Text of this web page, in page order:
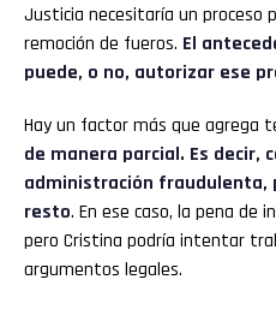
Justicia necesitaría un proceso
remoción de fueros. El
puede, o no, autorizar ese
Hay un factor más que agrega
de manera parcial. Es decir,
administración fraudulenta,
resto. En ese caso, la pena de
pero Cristina podría intentar
argumentos legales.